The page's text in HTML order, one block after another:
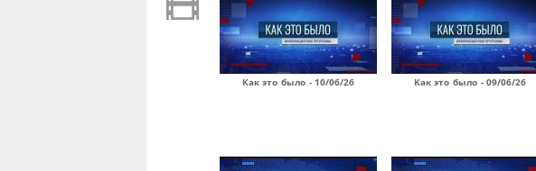
Как это было - 10/06/26 Как это было - 09/06/26